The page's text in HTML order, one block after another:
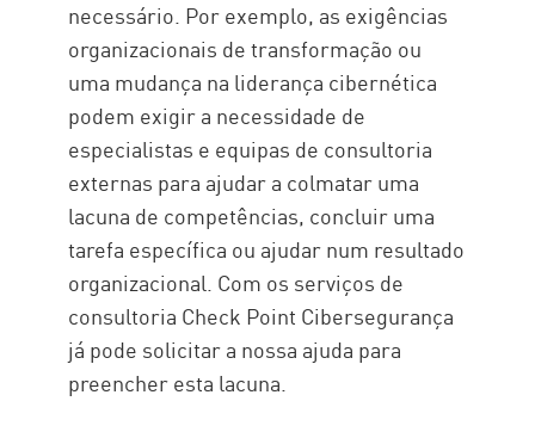
necessário. Por exemplo, as exigências
organizacionais de transformação ou
uma mudança na liderança cibernética
podem exigir a necessidade de
especialistas e equipas de consultoria
externas para ajudar a colmatar uma
lacuna de competências, concluir uma
tarefa específica ou ajudar num resultado
organizacional. Com os serviços de
consultoria Check Point Cibersegurança
já pode solicitar a nossa ajuda para
preencher esta lacuna.